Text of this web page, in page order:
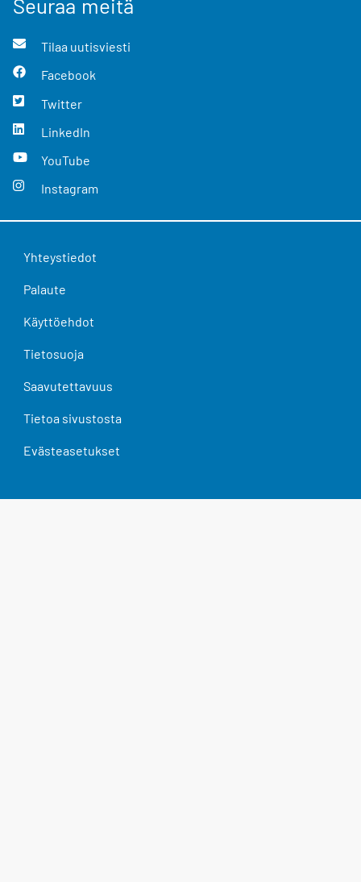
Seuraa meitä
Tilaa uutisviesti
Facebook
Twitter
LinkedIn
YouTube
Instagram
Yhteystiedot
Palaute
Käyttöehdot
Tietosuoja
Saavutettavuus
Tietoa sivustosta
Evästeasetukset